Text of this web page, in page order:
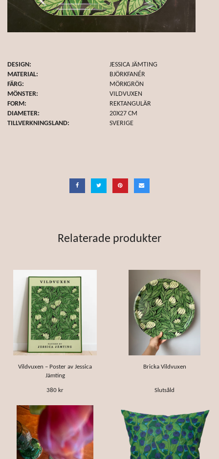
DESIGN:
MATERIAL:
FÄRG:
MÖNSTER:
FORM:
DIAMETER:
TILLVERKNINGSLAND:
JESSICA JÄMTING
BJÖRKFANÉR
MÖRKGRÖN
VILDVUXEN
REKTANGULÄR
20X27 CM
SVERIGE
Relaterade produkter
Vildvuxen – Poster av Jessica
Jämting
380 kr
Bricka Vildvuxen
Slutsåld